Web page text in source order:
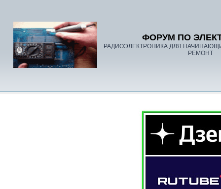
ФОРУМ ПО
РАДИОЭЛЕКТРОНИКА ДЛЯ
РЕМОНТ